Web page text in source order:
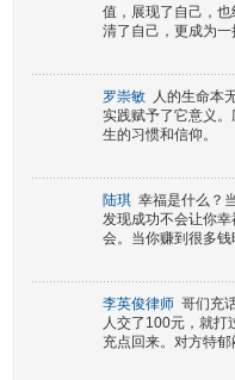
值，展现了自己，
清了自己，更成为
罗崇敏 人的生命本
实践赋予了它意义
生的习惯和信仰。
陆琪 幸福是什么？
发现成功不会让你
会。当你赚到很多
李英俊律师 哥们充
人交了100元，就打
充点回来。对方特